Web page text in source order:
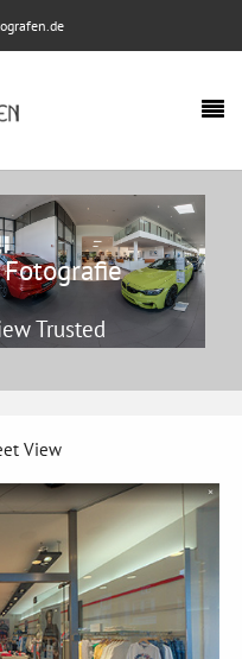
Trusted
View